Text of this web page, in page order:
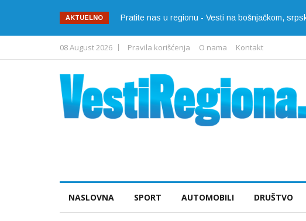
AKTUELNO Pratite nas u regionu - Vesti na bošnjačkom,
08 August 2026 Pravila korišćenja O nama Kontakt
NASLOVNA SPORT AUTOMOBILI DRUŠTVO